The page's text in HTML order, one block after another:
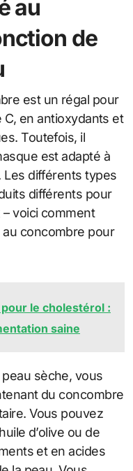
au
de
est un régal pour
C, en antioxydants et
Toutefois, il
est adapté à
différents types
différents pour
voici comment
concombre pour
le cholestérol :
saine
sèche, vous
du concombre
Vous pouvez
d’olive ou de
et en acides